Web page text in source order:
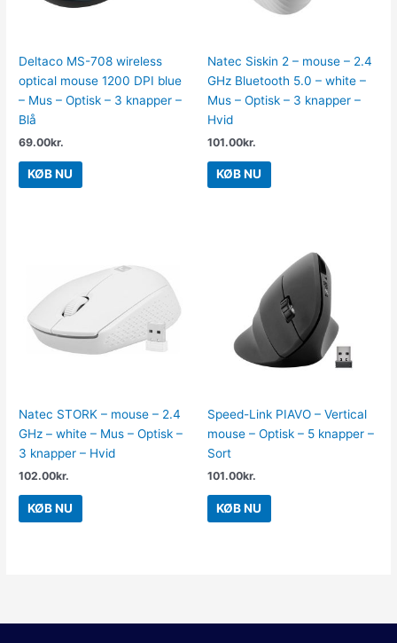
Deltaco MS-708 wireless
optical mouse 1200 DPI blue
– Mus – Optisk – 3 knapper –
Blå
69.00kr.
KØB NU
Natec Siskin 2 – mouse – 2.4
GHz Bluetooth 5.0 – white –
Mus – Optisk – 3 knapper –
Hvid
101.00kr.
KØB NU
Natec STORK – mouse – 2.4
GHz – white – Mus – Optisk –
3 knapper – Hvid
102.00kr.
KØB NU
Speed-Link PIAVO – Vertical
mouse – Optisk – 5 knapper –
Sort
101.00kr.
KØB NU